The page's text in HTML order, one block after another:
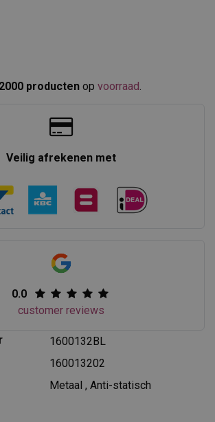
2000 producten op voorraad
Veilig afrekenen met
0.0
customer reviews
1600132BL
160013202
Metaal , Anti-statisch